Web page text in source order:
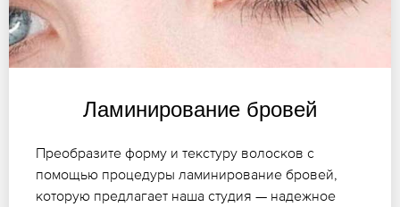
Ламинирование бровей
Преобразите форму и текстуру волосков с
помощью процедуры ламинирование бровей,
которую предлагает наша студия — надежное